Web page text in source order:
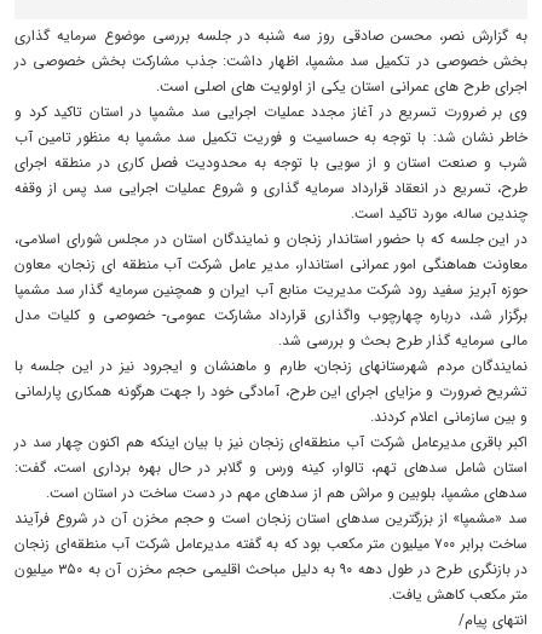
به گزارش نصر، محسن صادقی روز سه شنبه در جلسه بررسی موضوع سرمایه گذاری
بخش خصوصی در تکمیل سد مشمپا، اظهار داشت: جذب مشارکت بخش خصوصی در
اجرای طرح های عمرانی استان یکی از اولویت های اصلی است.
وی بر ضرورت تسریع در آغاز مجدد عملیات اجرایی سد مشمپا در استان تاکید کرد و
خاطر نشان شد: با توجه به حساسیت و فوریت تکمیل سد مشمپا به منظور تامین آب
شرب و صنعت استان و از سویی با توجه به محدودیت فصل کاری در منطقه اجرای
طرح، تسریع در انعقاد قرارداد سرمایه گذاری و شروع عملیات اجرایی سد پس از وقفه
چندین ساله، مورد تاکید است.
در این جلسه که با حضور استاندار زنجان و نمایندگان استان در مجلس شورای اسلامی،
معاونت هماهنگی امور عمرانی استاندار، مدیر عامل شرکت آب منطقه ای زنجان، معاون
حوزه آبریز سفید رود شرکت مدیریت منابع آب ایران و همچنین سرمایه گذار سد مشمپا
برگزار شد، درباره چهارچوب واگذاری قرارداد مشارکت عمومی- خصوصی و کلیات مدل
مالی سرمایه گذار طرح بحث و بررسی شد.
نمایندگان مردم شهرستانهای زنجان، طارم و ماهنشان و ایجرود نیز در این جلسه با
تشریح ضرورت و مزایای اجرای این طرح، آمادگی خود را جهت هرگونه همکاری پارلمانی
و بین سازمانی اعلام کردند.
اکبر باقری مدیرعامل شرکت آب منطقه‌ای زنجان نیز با بیان اینکه هم اکنون چهار سد در
استان شامل سدهای تهم، تالوار، کینه ورس و گلابر در حال بهره برداری است، گفت:
سدهای مشمپا، بلوبین و مراش هم از سدهای مهم در دست ساخت در استان است.
سد «مشمپا» از بزرگترین سدهای استان زنجان است و حجم مخزن آن در شروع فرآیند
ساخت برابر ۷۰۰ میلیون متر مکعب بود که به گفته مدیرعامل شرکت آب منطقه‌ای زنجان
در بازنگری طرح در طول دهه ۹۰ به دلیل مباحث اقلیمی حجم مخزن آن به ۳۵۰ میلیون
متر مکعب کاهش یافت.
انتهای پیام/